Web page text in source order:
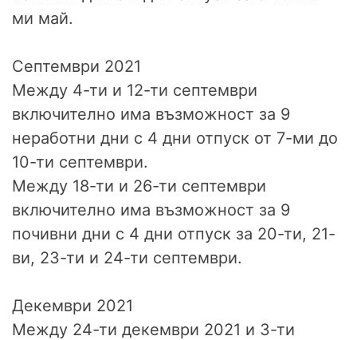
ми май.
Септември 2021
Между 4-ти и 12-ти септември
включително има възможност за 9
неработни дни с 4 дни отпуск от 7-ми до
10-ти септември.
Между 18-ти и 26-ти септември
включително има възможност за 9
почивни дни с 4 дни отпуск за 20-ти, 21-
ви, 23-ти и 24-ти септември.
Декември 2021
Между 24-ти декември 2021 и 3-ти